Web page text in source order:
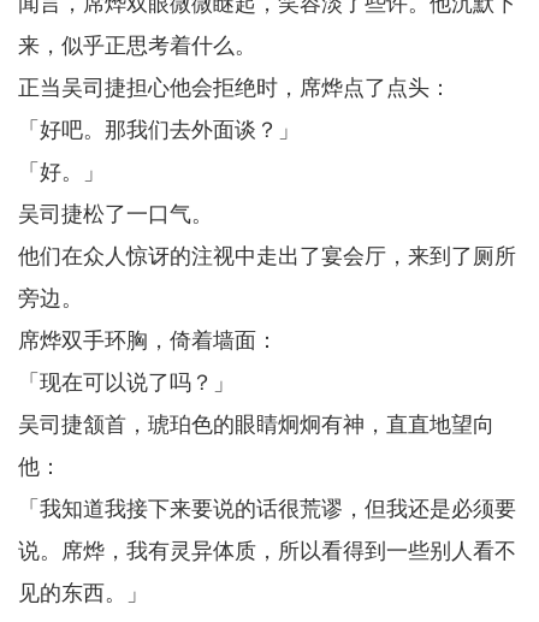
来，似乎正思考着什么。
正当吴司捷担心他会拒绝时，席烨点了点头：
「好吧。那我们去外面谈？」
「好。」
吴司捷松了一口气。
他们在众人惊讶的注视中走出了宴会厅，来到了厕所
旁边。
席烨双手环胸，倚着墙面：
「现在可以说了吗？」
吴司捷颔首，琥珀色的眼睛炯炯有神，直直地望向
他：
「我知道我接下来要说的话很荒谬，但我还是必须要
说。席烨，我有灵异体质，所以看得到一些别人看不
见的东西。」